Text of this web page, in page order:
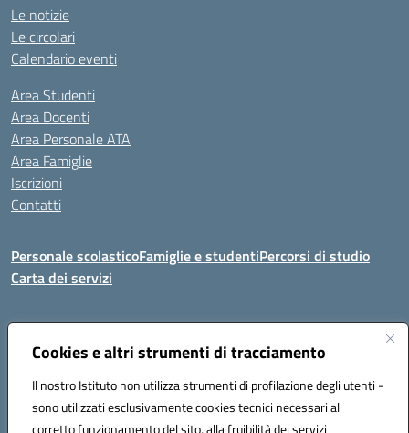
Cookies e altri strumenti di tracciamento
Il nostro Istituto non utilizza strumenti di profilazione degli utenti -
sono utilizzati esclusivamente cookies tecnici necessari al
corretto funzionamento del sito, alla fruibilità dei servizi
Le notizie
Le circolari
Calendario eventi
Area Studenti
Area Docenti
Area Personale ATA
Area Famiglie
Iscrizioni
Contatti
Personale scolasticoFamiglie e studentiPercorsi di studio
Carta dei servizi
Indirizzo:Via Medaglie d'Oro, 27 – 81100 Caserta
Posta elettronica certificata (PEC):CEIC8BB00X@pec.istruzione.it
Codice fiscale: 93117030614